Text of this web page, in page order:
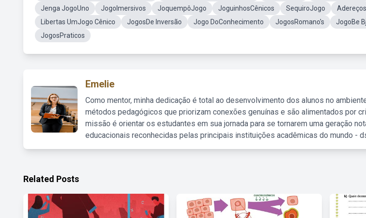
Jenga JogoUno
JogoImersivos JoquempôJogo JoguinhosCênicos SequiroJogo
Libertas UmJogo Cênico
JogosDe Inversão Jogo DoConhecimento JogosRomano's JogoBe
JogosPraticos
Emelie
Como mentor, minha dedicação é total ao desenvolvimento dos alunos no
métodos pedagógicos que priorizam conexões genuínas e são alimentados por
missão é orientar os estudantes em sua jornada para se tornarem uma geração
educacionais reconhecidas pelas principais instituições acadêmicas do mundo -
Related Posts